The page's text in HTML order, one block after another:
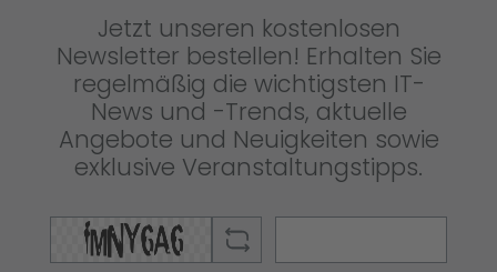
Jetzt unseren kostenlosen
Newsletter bestellen! Erhalten Sie
regelmäßig die wichtigsten IT-
News und -Trends, aktuelle
Angebote und Neuigkeiten sowie
exklusive Veranstaltungstipps.